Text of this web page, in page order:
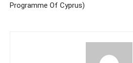
Programme Of Cyprus)